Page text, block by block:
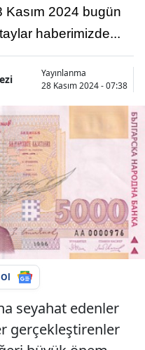
2024 bugün
haberimizde...
Yayınlanma
28 Kasım 2024 - 07:38
seyahat edenler
gerçekleştirenler